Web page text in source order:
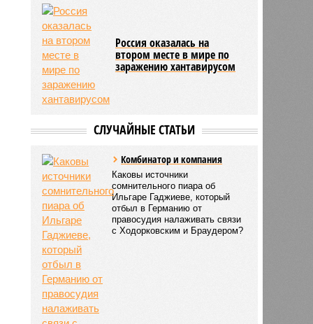
Россия оказалась на
втором месте в мире по
заражению хантавирусом
СЛУЧАЙНЫЕ СТАТЬИ
Комбинатор и компания
Каковы источники
сомнительного пиара об
Ильгаре Гаджиеве, который
отбыл в Германию от
правосудия налаживать связи
с Ходорковским и Браудером?